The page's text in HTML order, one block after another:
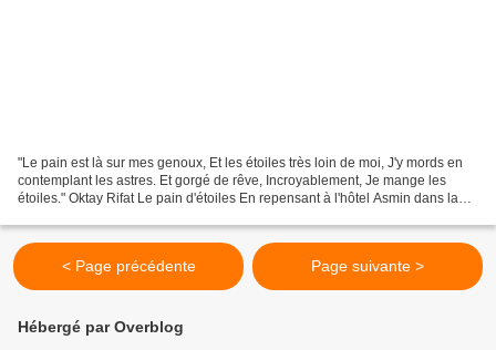
"Le pain est là sur mes genoux, Et les étoiles très loin de moi, J'y mords en
contemplant les astres. Et gorgé de rêve, Incroyablement, Je mange les
étoiles." Oktay Rifat Le pain d'étoiles En repensant à l'hôtel Asmin dans la
< Page précédente Page suivante >
Hébergé par Overblog